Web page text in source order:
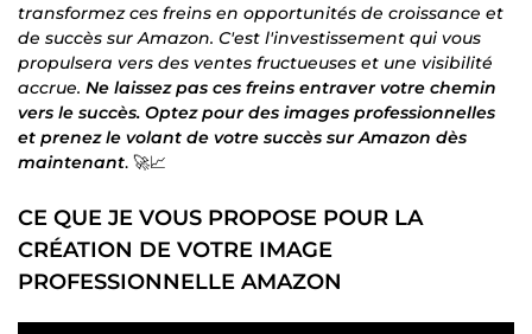
transformez ces freins en opportunités de croissance et
de succès sur Amazon. C'est l'investissement qui vous
propulsera vers des ventes fructueuses et une visibilité
accrue. Ne laissez pas ces freins entraver votre chemin
vers le succès. Optez pour des images professionnelles
et prenez le volant de votre succès sur Amazon dès
maintenant. 🚀📈
CE QUE JE VOUS PROPOSE POUR LA
CRÉATION DE VOTRE IMAGE
PROFESSIONNELLE AMAZON